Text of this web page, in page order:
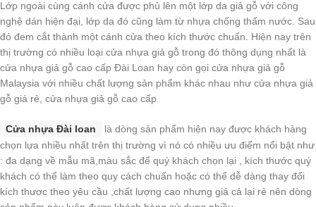
Lớp ngoài cùng cánh cửa được phủ lên một lớp da giả gỗ với công
nghệ dán hiện đại, lớp da đó cũng làm từ nhựa chống thấm nước. Sau
đó đem cắt thành một cánh cửa theo kích thước chuẩn. Hiện nay trên
thị trường có nhiều loại cửa nhựa giả gỗ trong đó thông dụng nhất là
cửa nhựa giả gỗ cao cấp Đài Loan hay còn gọi cửa nhựa giả gỗ
Malaysia với nhiều chất lượng sản phẩm khác nhau như cửa nhựa giả
gỗ giá rẻ, cửa nhựa giả gỗ cao cấp.
Cửa nhựa Đài loan
là dòng sản phẩm hiện nay được khách hàng
chọn lựa nhiều nhất trên thị trường vì nó có nhiều ưu điểm nổi bật như
: đa dạng về mẫu mã,màu sắc để quý khách chọn lại , kích thước quý
khách có thể làm theo quy cách chuẩn hoặc có thể dễ dàng thay đổi
kích thươc theo yêu cầu ,chất lượng cao nhưng giá cả lại rẻ nên dòng